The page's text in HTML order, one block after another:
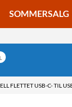
SOMMERSALG